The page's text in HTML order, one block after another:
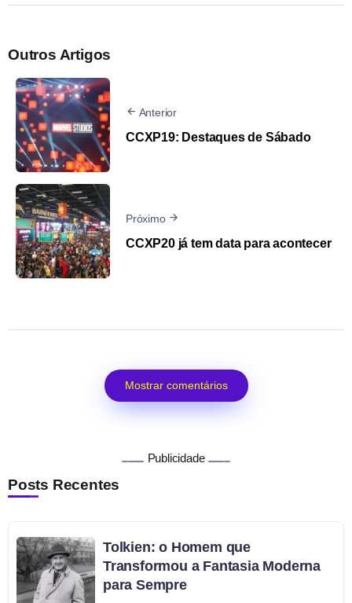
Outros Artigos
Anterior
CCXP19: Destaques de Sábado
Próximo
CCXP20 já tem data para acontecer
Mostrar comentários
Publicidade
Posts Recentes
Tolkien: o Homem que
Transformou a Fantasia Moderna
para Sempre